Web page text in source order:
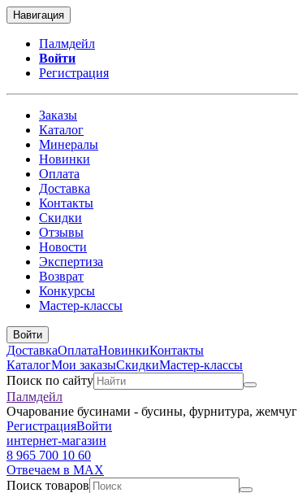
Навигация
Палмдейл
Войти
Регистрация
Заказы
Каталог
Минералы
Новинки
Оплата
Доставка
Контакты
Скидки
Отзывы
Новости
Экспертиза
Возврат
Конкурсы
Мастер-классы
Войти
ДоставкаОплатаНовинкиКонтакты
КаталогМои заказыСкидкиМастер-классы
Поиск по сайту
Палмдейл
Очарование бусинами - бусины, фурнитура, жемчуг
РегистрацияВойти
интернет-магазин
8 965 700 10 60
Отвечаем в MAX
Поиск товаров